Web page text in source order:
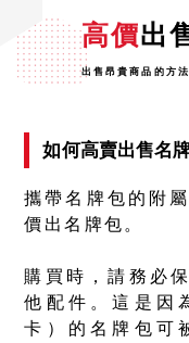
高價出
出售昂貴商品的方法
如何高賣出售名
攜帶名牌包的附
價出名牌包。
購買時，請務必
他配件。這是因
卡）的名牌包可